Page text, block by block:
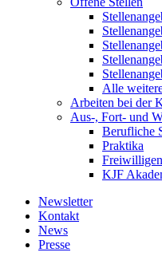
Alle
Arbeiten bei der
Aus-, Fort- und
Berufliche
Praktika
KJF
Newsletter
Kontakt
News
Presse